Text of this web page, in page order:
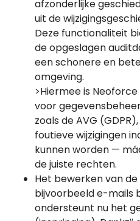
afzonderlijke
uit de
Deze functionaliteit
de opgeslagen
een schonere en
omgeving.
>Hiermee is
voor
zoals de AVG
foutieve wijzigingen
kunnen worden —
de juiste rechten.
Het bewerken van
bijvoorbeeld e-mails
ondersteunt nu het